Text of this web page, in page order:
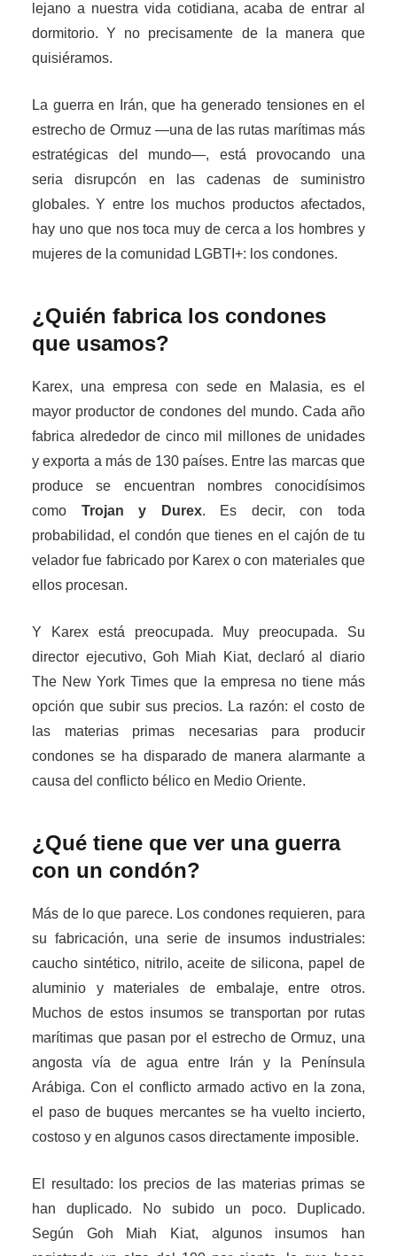
lejano a nuestra vida cotidiana, acaba de entrar al
dormitorio. Y no precisamente de la manera que
quisiéramos.
La guerra en Irán, que ha generado tensiones en el
estrecho de Ormuz —una de las rutas marítimas más
estratégicas del mundo—, está provocando una
seria disrupcón en las cadenas de suministro
globales. Y entre los muchos productos afectados,
hay uno que nos toca muy de cerca a los hombres y
mujeres de la comunidad LGBTI+: los condones.
¿Quién fabrica los condones
que usamos?
Karex, una empresa con sede en Malasia, es el
mayor productor de condones del mundo. Cada año
fabrica alrededor de cinco mil millones de unidades
y exporta a más de 130 países. Entre las marcas que
produce se encuentran nombres conocidísimos
como Trojan y Durex. Es decir, con toda
probabilidad, el condón que tienes en el cajón de tu
velador fue fabricado por Karex o con materiales que
ellos procesan.
Y Karex está preocupada. Muy preocupada. Su
director ejecutivo, Goh Miah Kiat, declaró al diario
The New York Times que la empresa no tiene más
opción que subir sus precios. La razón: el costo de
las materias primas necesarias para producir
condones se ha disparado de manera alarmante a
causa del conflicto bélico en Medio Oriente.
¿Qué tiene que ver una guerra
con un condón?
Más de lo que parece. Los condones requieren, para
su fabricación, una serie de insumos industriales:
caucho sintético, nitrilo, aceite de silicona, papel de
aluminio y materiales de embalaje, entre otros.
Muchos de estos insumos se transportan por rutas
marítimas que pasan por el estrecho de Ormuz, una
angosta vía de agua entre Irán y la Península
Arábiga. Con el conflicto armado activo en la zona,
el paso de buques mercantes se ha vuelto incierto,
costoso y en algunos casos directamente imposible.
El resultado: los precios de las materias primas se
han duplicado. No subido un poco. Duplicado.
Según Goh Miah Kiat, algunos insumos han